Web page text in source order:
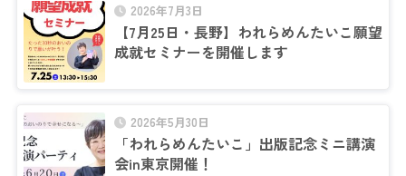
2026年7月3日
【7月25日・長野】われらめんたいこ願望
成就セミナーを開催します
2026年5月30日
「われらめんたいこ」出版記念ミニ講演
会in東京開催！